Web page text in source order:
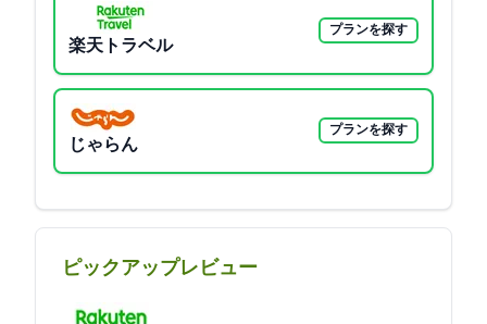
楽天トラベル
プランを探す
じゃらん
プランを探す
ピックアップレビュー